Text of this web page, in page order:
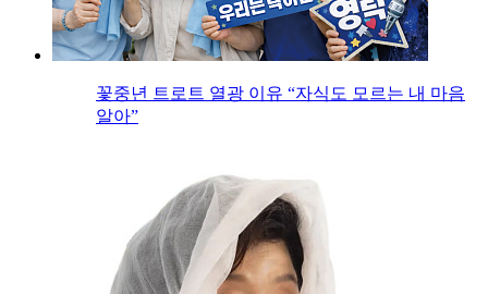
꽃중년 트로트 열광 이유 “자식도 모르는 내 마음
알아”